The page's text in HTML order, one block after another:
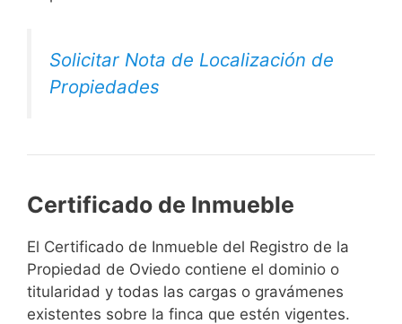
Solicitar Nota de Localización de
Propiedades
Certificado de Inmueble
El Certificado de Inmueble del Registro de la
Propiedad de Oviedo contiene el dominio o
titularidad y todas las cargas o gravámenes
existentes sobre la finca que estén vigentes.